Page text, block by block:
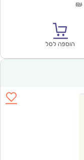
₪
הוספה לסל